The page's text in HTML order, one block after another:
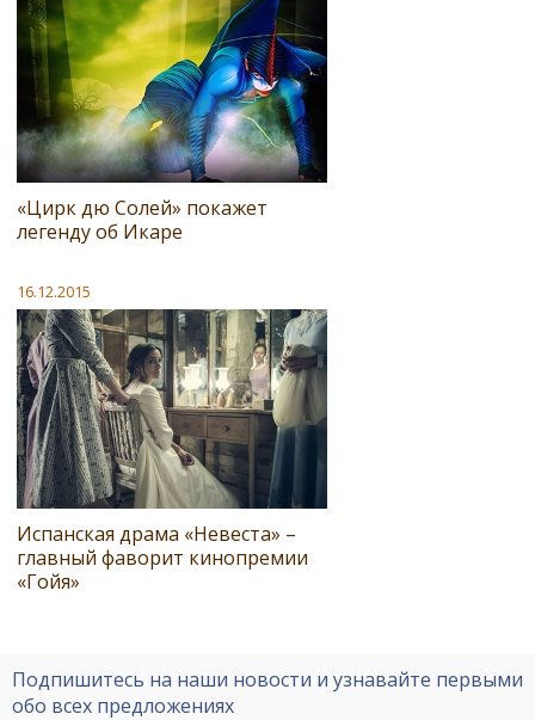
«Цирк дю Солей» покажет
легенду об Икаре
16.12.2015
Испанская драма «Невеста» –
главный фаворит кинопремии
«Гойя»
Подпишитесь на наши новости и узнавайте первыми
обо всех предложениях